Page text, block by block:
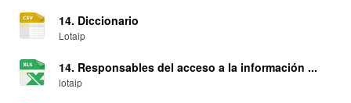
14. Diccionario
Lotaip
14. Responsables del acceso a la información ...
lotaip